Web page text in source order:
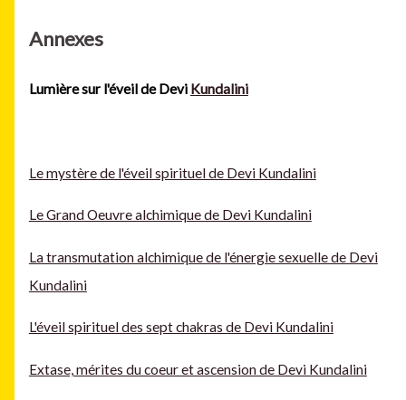
Annexes
Lumière sur l'éveil de Devi Kundalini
Le mystère de l'éveil spirituel de Devi Kundalini
Le Grand Oeuvre alchimique de Devi Kundalini
La transmutation alchimique de l'énergie sexuelle de Devi
Kundalini
L'éveil spirituel des sept chakras de Devi Kundalini
Extase, mérites du coeur et ascension de Devi Kundalini